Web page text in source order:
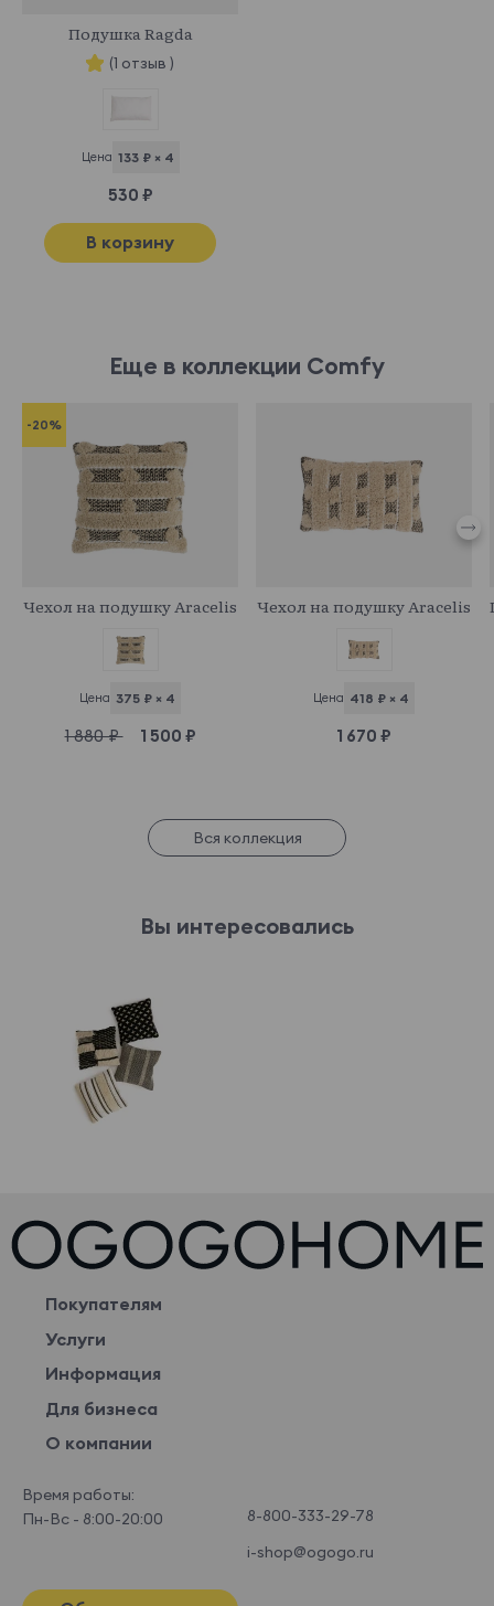
Подушка Ragda
(1 отзыв )
Цена 133 ₽ × 4
530 ₽
В корзину
Еще в коллекции Comfy
-20%
Чехол на подушку Aracelis
Цена 375 ₽ × 4
1 880 ₽ 1 500 ₽
Чехол на подушку Aracelis
Цена 418 ₽ × 4
1 670 ₽
Вся коллекция
Вы интересовались
Покупателям
Услуги
Информация
Для бизнеса
О компании
Время работы:
Пн-Вс - 8:00-20:00
8-800-333-29-78
i-shop@ogogo.ru